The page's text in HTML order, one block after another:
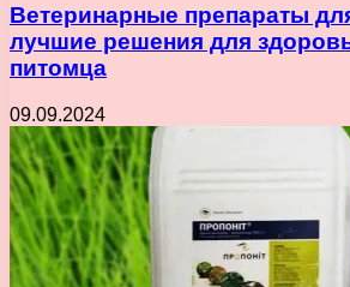
Ветеринарные препараты
лучшие решения для
питомца
09.09.2024